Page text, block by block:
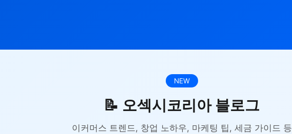
NEW
📝 오섹시코리아 블로그
이커머스 트렌드, 창업 노하우, 마케팅 팁, 세금 가이드 등